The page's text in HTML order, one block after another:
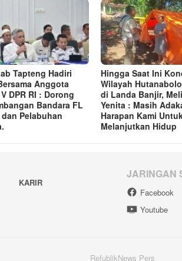
Tapteng Hadiri
Anggota
DPR RI : Dorong
Bandara FL
Pelabuhan
Hingga Saat Ini
Wilayah
di Landa Banjir,
Yenita : Masih
Harapan Kami
Melanjutkan Hidup
KARIR
JARINGAN
Facebook
Youtube
RefublikNews Pers